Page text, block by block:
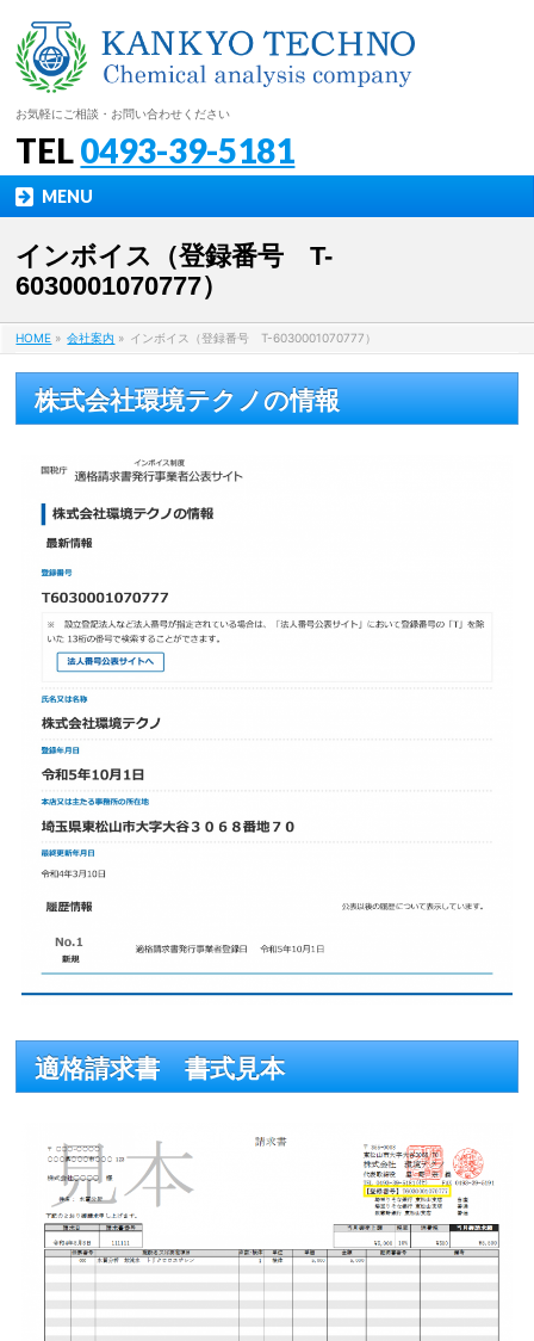
お気軽にご相談・お問い合わせください
TEL0493-39-5181
MENU
インボイス（登録番号 T-
6030001070777）
HOME » 会社案内 » インボイス（登録番号 T-6030001070777）
株式会社環境テクノの情報
適格請求書 書式見本